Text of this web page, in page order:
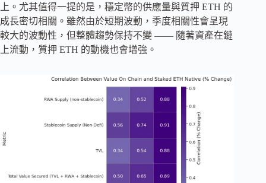
上。尤其值得一提的是，穩定幣的供應量與質押 ETH 的
成長密切相關。雖然由於短期波動，季度相關性會呈現
較大的波動性，但整體趨勢保持不變 —— 隨著資產在鏈
上流動，質押 ETH 的動機也會增強。